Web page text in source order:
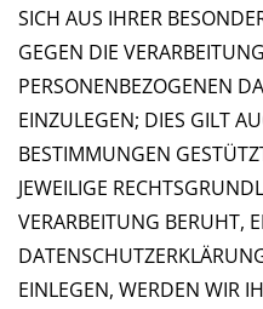
SICH AUS IHRER
GEGEN DIE
PERSONENBEZOGENEN
EINZULEGEN; DIES GILT
BESTIMMUNGEN
JEWEILIGE
VERARBEITUNG BERUHT,
EINLEGEN, WERDEN WIR